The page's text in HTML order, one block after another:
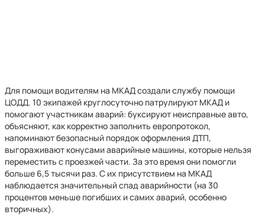
Для помощи водителям на МКАД создали службу помощи
ЦОДД. 10 экипажей круглосуточно патрулируют МКАД и
помогают участникам аварий: буксируют неисправные авто,
объясняют, как корректно заполнить европротокол,
напоминают безопасный порядок оформления ДТП,
выгораживают конусами аварийные машины, которые нельзя
переместить с проезжей части. За это время они помогли
больше 6,5 тысячи раз. С их присутствием на МКАД
наблюдается значительный спад аварийности (на 30
процентов меньше погибших и самих аварий, особенно
вторичных).